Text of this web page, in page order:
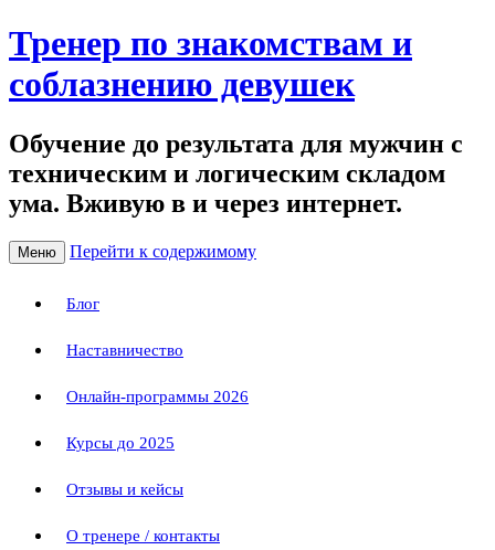
Тренер по знакомствам и
соблазнению девушек
Обучение до результата для мужчин с
техническим и логическим складом
ума. Вживую в и через интернет.
Меню Перейти к содержимому
Блог
Наставничество
Онлайн-программы 2026
Курсы до 2025
Отзывы и кейсы
О тренере / контакты